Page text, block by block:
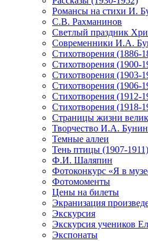
Романсы на стихи И.
С.В. Рахманинов
Светлый праздник
Современники И.А.
Стихотворения (1886-
Стихотворения (1900-
Стихотворения (1903-
Стихотворения (1906-
Стихотворения (1912-
Стихотворения (1918-
Страницы жизни
Творчество И.А.
Темные аллеи
Тень птицы (1907-1911)
Ф.И. Шаляпин
Фотоконкурс «Я в
Фотомоменты
Цены на билеты
Экранизация
Экскурсия
Экскурсия учеников
Экспонаты